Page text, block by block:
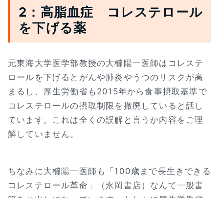
2：高脂血症 コレステロール
を下げる薬
元東海大学医学部教授の大櫛陽一医師はコレステ
ロールを下げるとがんや肺炎やうつのリスクが高
まるし、厚生労働省も2015年から食事摂取基準で
コレステロールの摂取制限を撤廃していると話し
ています。これは全くの誤解と言うか内容をご理
解していません。
ちなみに大櫛陽一医師も「100歳まで長生きできる
コレステロール革命」（永岡書店）なんて一般書